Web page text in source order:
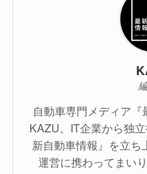
自動車専門メディア
KAZU。IT企業から独
新自動車情報』を立ち
運営に携わってまい